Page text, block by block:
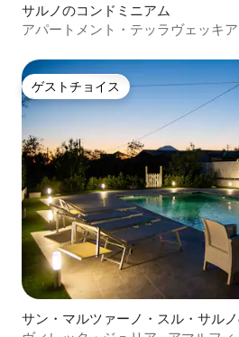
サルノのコンドミニアム
アパートメント・テッラヴェッキア
ゲストチョイス
ゲストチョイス
サン・マルツァーノ・スル・サル